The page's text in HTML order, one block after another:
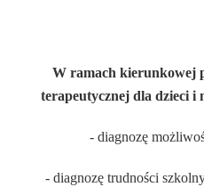
W ramach kierunkowej
terapeutycznej dla dzieci i
- diagnozę
- diagnozę trudności